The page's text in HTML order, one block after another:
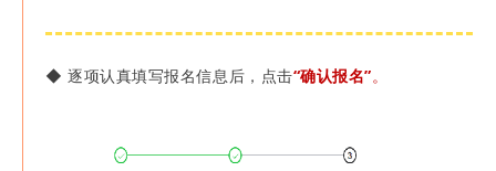
◆逐项认真填写报名信息后，点击“确认报名”。